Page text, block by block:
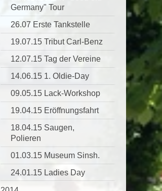
Germany" Tour
26.07 Erste Tankstelle
19.07.15 Tribut Carl-Benz
12.07.15 Tag der Vereine
14.06.15 1. Oldie-Day
09.05.15 Lack-Workshop
19.04.15 Eröffnungsfahrt
18.04.15 Saugen,
Polieren
01.03.15 Museum Sinsh.
24.01.15 Ladies Day